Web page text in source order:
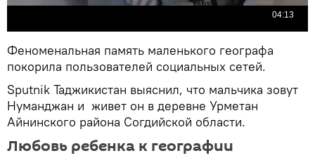
Феноменальная память маленького географа
покорила пользователей социальных сетей.
Sputnik Таджикистан выяснил, что мальчика зовут
Нуманджан и живет он в деревне Урметан
Айнинского района Согдийской области.
Любовь ребенка к географии